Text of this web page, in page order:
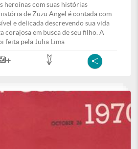
heroínas com suas histórias
de Zuzu Angel é contada com
e delicada descrevendo sua vida
corajosa em busca de seu filho. A
feita pela Julia Lima